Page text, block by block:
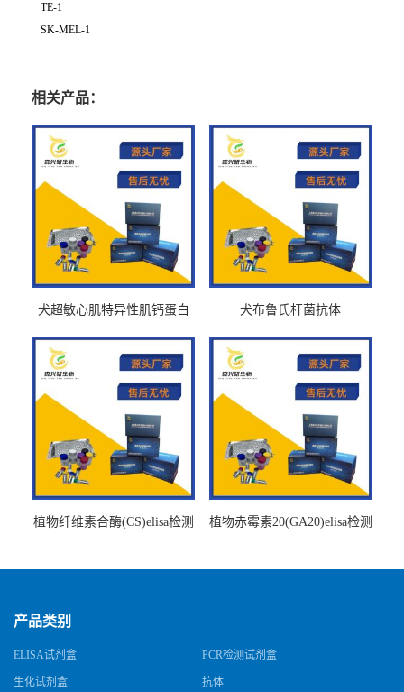
TE-1
SK-MEL-1
相关产品：
犬超敏心肌特异性肌钙蛋白
犬布鲁氏杆菌抗体
植物纤维素合酶(CS)elisa检测
植物赤霉素20(GA20)elisa检测
产品类别
ELISA试剂盒 PCR检测试剂盒
生化试剂盒 抗体